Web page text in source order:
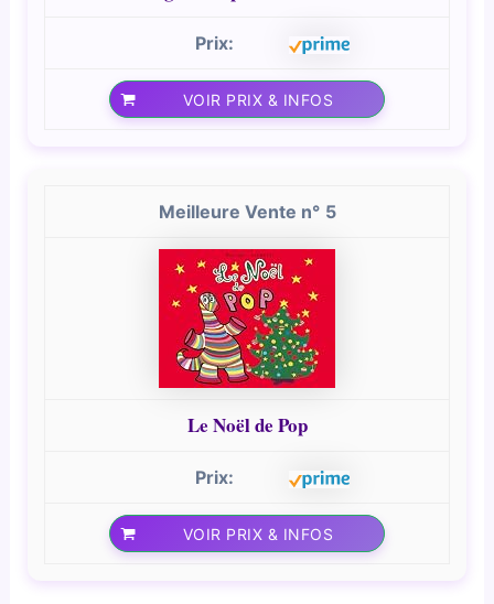
VOIR PRIX & INFOS
5
Le Noël de Pop
VOIR PRIX & INFOS